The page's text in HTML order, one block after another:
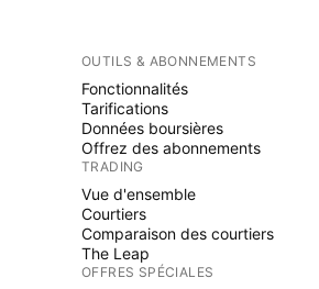
OUTILS & ABONNEMENTS
Fonctionnalités
Tarifications
Données boursières
Offrez des abonnements
TRADING
Vue d'ensemble
Courtiers
Comparaison des courtiers
The Leap
OFFRES SPÉCIALES